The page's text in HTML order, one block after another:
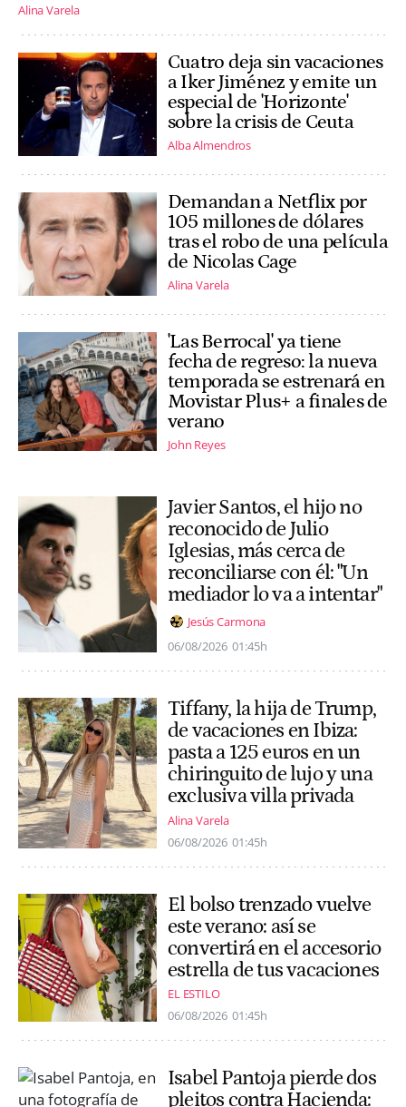
Alina Varela
Cuatro deja sin vacaciones
a Iker Jiménez y emite un
especial de 'Horizonte'
sobre la crisis de Ceuta
Alba Almendros
Demandan a Netflix por
105 millones de dólares
tras el robo de una película
de Nicolas Cage
Alina Varela
'Las Berrocal' ya tiene
fecha de regreso: la nueva
temporada se estrenará en
Movistar Plus+ a finales de
verano
John Reyes
Javier Santos, el hijo no
reconocido de Julio
Iglesias, más cerca de
reconciliarse con él: "Un
mediador lo va a intentar"
Jesús Carmona
06/08/2026 01:45h
Tiffany, la hija de Trump,
de vacaciones en Ibiza:
pasta a 125 euros en un
chiringuito de lujo y una
exclusiva villa privada
Alina Varela
06/08/2026 01:45h
El bolso trenzado vuelve
este verano: así se
convertirá en el accesorio
estrella de tus vacaciones
EL ESTILO
06/08/2026 01:45h
Isabel Pantoja pierde dos
pleitos contra Hacienda: